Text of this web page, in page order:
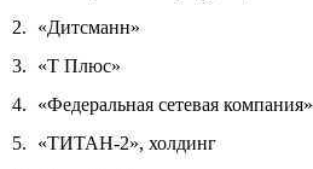
«Дитсманн»
«Т Плюс»
«Федеральная сетевая компания»
«ТИТАН-2», холдинг